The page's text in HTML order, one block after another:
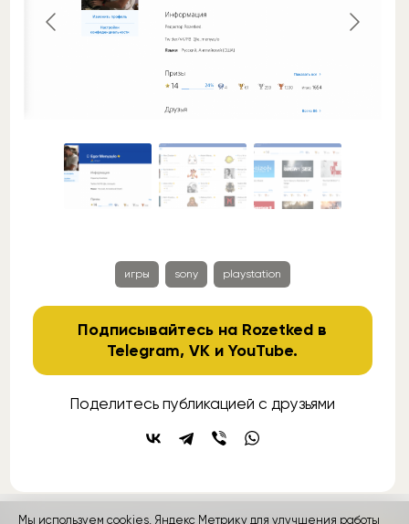
игры sony playstation
Подписывайтесь на Rozetked в
Telegram,VK иYouTube.
Поделитесь публикацией с друзьями
Мы используем cookies, Яндекс Метрику для улучшения работы